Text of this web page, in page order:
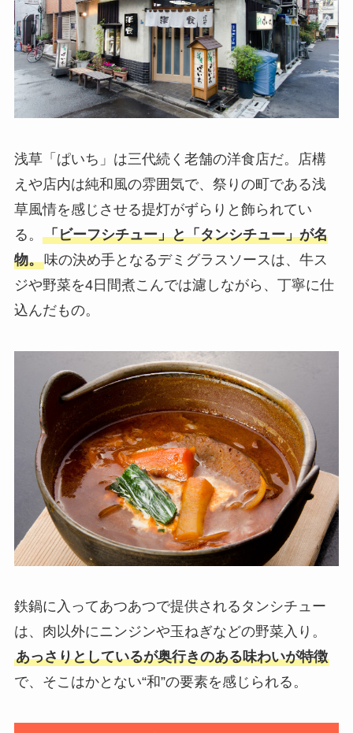
浅草「ぱいち」は三代続く老舗の洋食店だ。店構
えや店内は純和風の雰囲気で、祭りの町である浅
草風情を感じさせる提灯がずらりと飾られてい
る。 「ビーフシチュー」と「タンシチュー」が名
物。味の決め手となるデミグラスソースは、牛ス
ジや野菜を4日間煮こんでは濾しながら、丁寧に仕
込んだもの。
鉄鍋に入ってあつあつで提供されるタンシチュー
は、肉以外にニンジンや玉ねぎなどの野菜入り。
あっさりとしているが奥行きのある味わいが特徴
で、そこはかとない“和”の要素を感じられる。